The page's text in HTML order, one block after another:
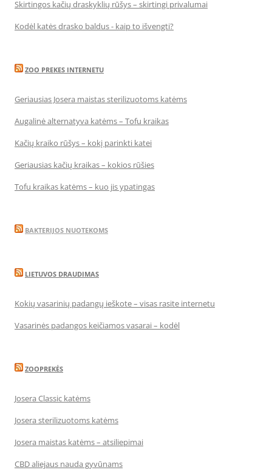
Skirtingos kačių draskyklių rūšys – skirtingi privalumai
Kodėl katės drasko baldus - kaip to išvengti?
ZOO PREKES INTERNETU
Geriausias Josera maistas sterilizuotoms katėms
Augalinė alternatyva katėms – Tofu kraikas
Kačių kraiko rūšys – kokį parinkti katei
Geriausias kačių kraikas – kokios rūšies
Tofu kraikas katėms – kuo jis ypatingas
BAKTERIJOS NUOTEKOMS
LIETUVOS DRAUDIMAS
Kokių vasarinių padangų ieškote – visas rasite internetu
Vasarinės padangos keičiamos vasarai – kodėl
ZOOPREKĖS
Josera Classic katėms
Josera sterilizuotoms katėms
Josera maistas katėms – atsiliepimai
CBD aliejaus nauda gyvūnams